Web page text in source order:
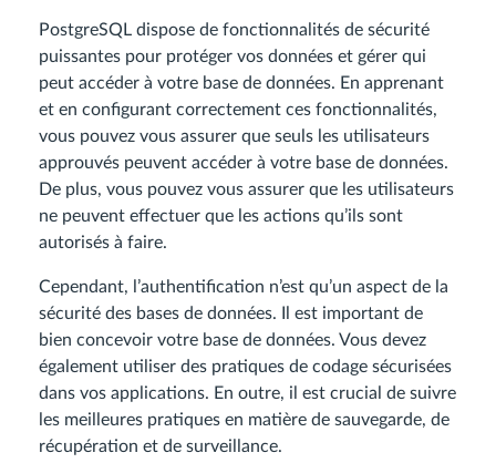
PostgreSQL dispose de fonctionnalités de sécurité
puissantes pour protéger vos données et gérer qui
peut accéder à votre base de données. En apprenant
et en configurant correctement ces fonctionnalités,
vous pouvez vous assurer que seuls les utilisateurs
approuvés peuvent accéder à votre base de données.
De plus, vous pouvez vous assurer que les utilisateurs
ne peuvent effectuer que les actions qu’ils sont
autorisés à faire.
Cependant, l’authentification n’est qu’un aspect de la
sécurité des bases de données. Il est important de
bien concevoir votre base de données. Vous devez
également utiliser des pratiques de codage sécurisées
dans vos applications. En outre, il est crucial de suivre
les meilleures pratiques en matière de sauvegarde, de
récupération et de surveillance.